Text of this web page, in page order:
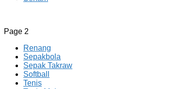
CV JAYA BERSAMA Co Id
Menyediakan Semua Perlengkapan Olahraga Yang
Page 2
Renang
Sepakbola
Sepak Takraw
Softball
Tenis